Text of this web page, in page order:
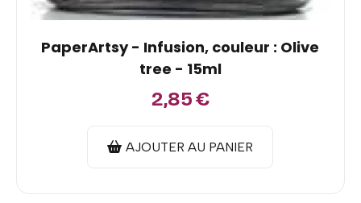
PaperArtsy - Infusion, couleur : Olive
tree - 15ml
2,85€
AJOUTER AU PANIER